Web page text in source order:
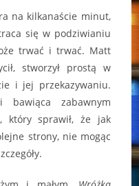
na kilkanaście minut,
się w podziwianiu
trwać i trwać. Matt
stworzył prostą w
i jej przekazywaniu.
bawiąca zabawnym
który sprawił, że jak
strony, nie mogąc